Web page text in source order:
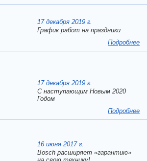
17 декабря 2019 г.
График работ на праздники
Подробнее
17 декабря 2019 г.
C наступающим Новым 2020
Годом
Подробнее
16 июня 2017 г.
Bosch расширяет «гарантию»